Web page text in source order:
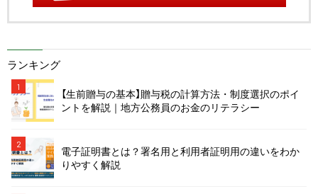
ランキング
1
【生前贈与の基本】贈与税の計算方法・制度選択のポイ
ントを解説｜地方公務員のお金のリテラシー
2
電子証明書とは？署名用と利用者証明用の違いをわか
りやすく解説